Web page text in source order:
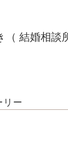
（ 結婚相
リー